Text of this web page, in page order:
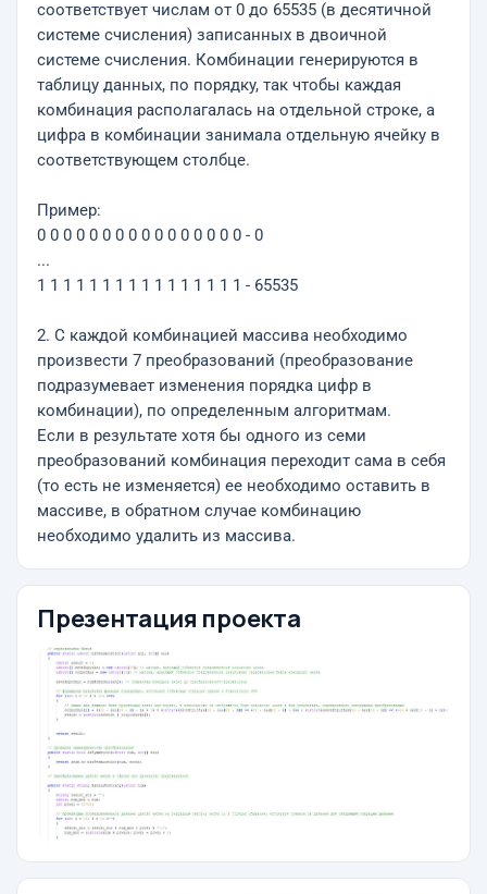
соответствует числам от 0 до 65535 (в десятичной
системе счисления) записанных в двоичной
системе счисления. Комбинации генерируются в
таблицу данных, по порядку, так чтобы каждая
комбинация располагалась на отдельной строке, а
цифра в комбинации занимала отдельную ячейку в
соответствующем столбце.
Пример:
0 0 0 0 0 0 0 0 0 0 0 0 0 0 0 0 - 0
...
1 1 1 1 1 1 1 1 1 1 1 1 1 1 1 1 - 65535
2. С каждой комбинацией массива необходимо
произвести 7 преобразований (преобразование
подразумевает изменения порядка цифр в
комбинации), по определенным алгоритмам.
Если в результате хотя бы одного из семи
преобразований комбинация переходит сама в себя
(то есть не изменяется) ее необходимо оставить в
массиве, в обратном случае комбинацию
необходимо удалить из массива.
Презентация проекта